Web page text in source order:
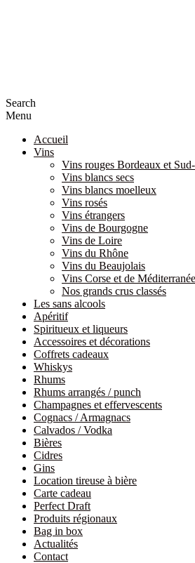
Search
Menu
Accueil
Vins
Vins rouges Bordeaux et
Vins blancs secs
Vins blancs moelleux
Vins rosés
Vins étrangers
Vins de Bourgogne
Vins de Loire
Vins du Rhône
Vins du Beaujolais
Vins Corse et de Méditerranée
Nos grands crus classés
Les sans alcools
Apéritif
Spiritueux et liqueurs
Accessoires et décorations
Coffrets cadeaux
Whiskys
Rhums
Rhums arrangés / punch
Champagnes et effervescents
Cognacs / Armagnacs
Calvados / Vodka
Bières
Cidres
Gins
Location tireuse à bière
Carte cadeau
Perfect Draft
Produits régionaux
Bag in box
Actualités
Contact